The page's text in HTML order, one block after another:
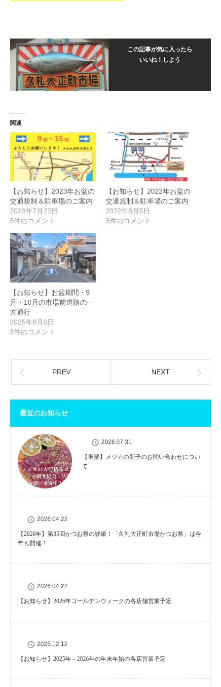
この記事が気に入ったら
いいね！しよう
関連
【お知らせ】2023年お盆の
交通規制＆駐車場のご案内
2023年7月22日
3件のコメント
【お知らせ】2022年お盆の
交通規制＆駐車場のご案内
2022年8月5日
3件のコメント
【お知らせ】お盆期間・9
月・10月の市場前道路の一
方通行
2025年8月6日
3件のコメント
PREV NEXT
最近のお知らせ
2026.07.31
【重要】メジカの新子のお問い合わせについ
て
2026.04.22
【2026年】第35回かつお祭の詳細！「久礼大正町市場かつお祭」は今
年も開催！
2026.04.22
【お知らせ】2026年ゴールデンウィークの各店舗営業予定
2025.12.12
【お知らせ】2025年～2026年の年末年始の各店営業予定